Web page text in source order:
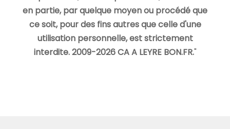
en partie, par quelque moyen ou procédé que
ce soit, pour des fins autres que celle d'une
utilisation personnelle, est strictement
interdite. 2009-2026 CA A LEYRE BON.FR."